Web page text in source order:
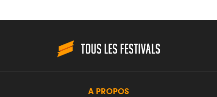
A PROPOS